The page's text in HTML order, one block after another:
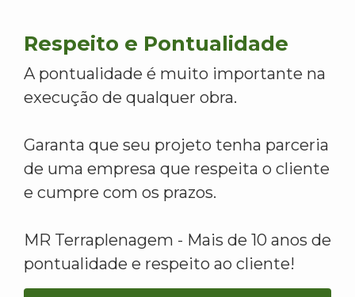
Respeito e Pontualidade
A pontualidade é muito importante na
execução de qualquer obra.
Garanta que seu projeto tenha parceria
de uma empresa que respeita o cliente
e cumpre com os prazos.
MR Terraplenagem - Mais de 10 anos de
pontualidade e respeito ao cliente!